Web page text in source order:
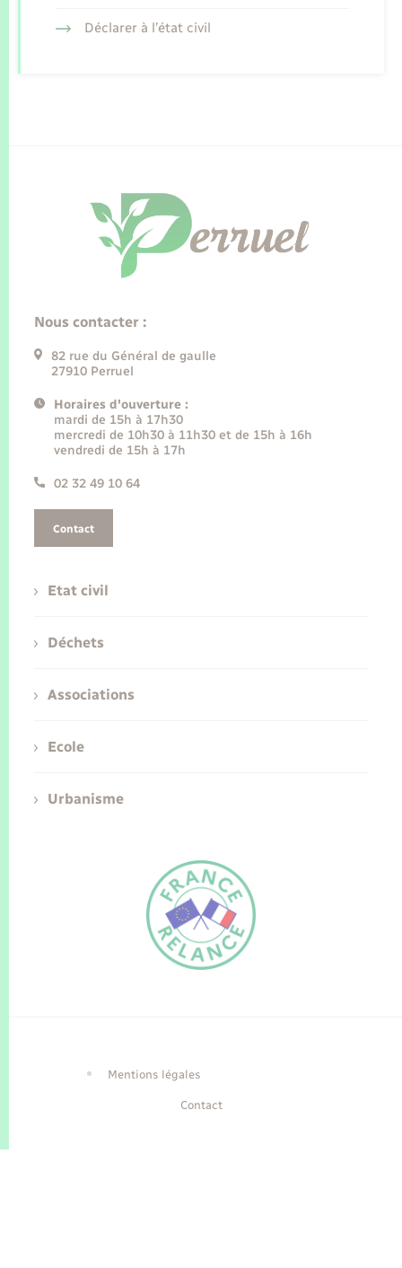
Déclarer à l’état civil
Nous contacter :
82 rue du Général de gaulle
27910 Perruel
Horaires d'ouverture :
mardi de 15h à 17h30
mercredi de 10h30 à 11h30 et de 15h à 16h
vendredi de 15h à 17h
02 32 49 10 64
Contact
Etat civil
Déchets
Associations
Ecole
Urbanisme
Mentions légales
Contact